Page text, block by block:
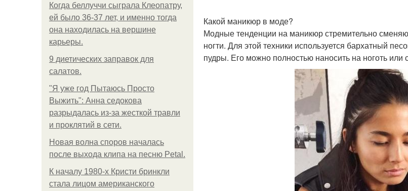
Когда беллуччи сыграла Клеопатру,
ей было 36-37 лет, и именно тогда
она находилась на вершине
карьеры.
9 диетических заправок для
салатов.
"Я уже год Пытаюсь Просто
Выжить": Анна седокова
разрыдалась из-за жесткой травли
и проклятий в сети.
Новая волна споров началась
после выхода клипа на песню Petal.
К началу 1980-х Кристи бринкли
стала лицом американского
Какой маникюр в моде?
Модные тенденции на маникюр стремительно
ногти. Для этой техники используется бархатный
пудры. Его можно полностью наносить на ноготь